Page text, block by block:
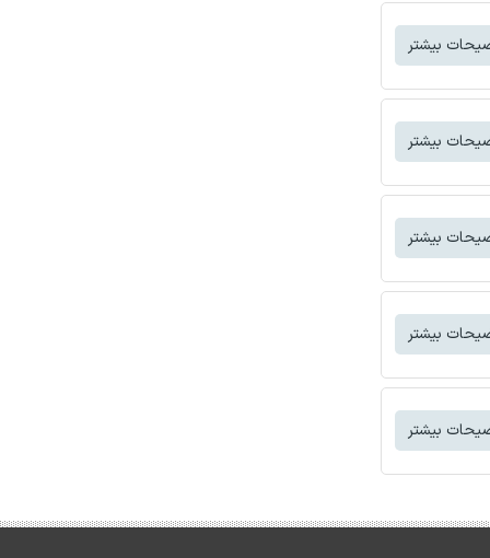
بیشتر
بیشتر
بیشتر
بیشتر
بیشتر